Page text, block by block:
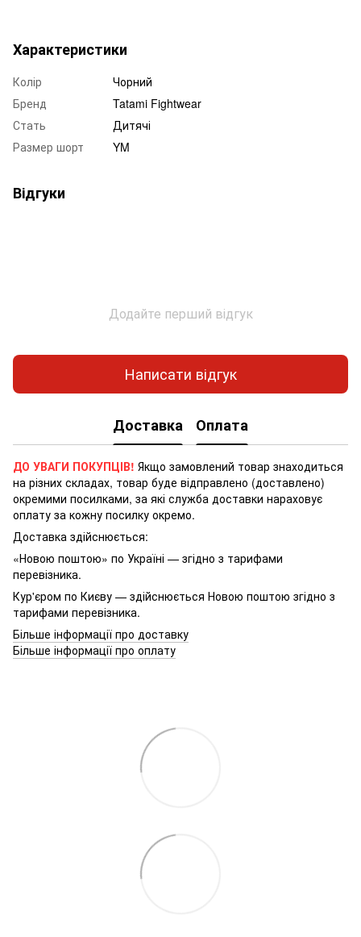
Характеристики
Колір
Чорний
Бренд
Tatami Fightwear
Стать
Дитячі
Размер шорт
YM
Відгуки
Додайте перший відгук
Написати відгук
Доставка Оплата
ДО УВАГИ ПОКУПЦІВ! Якщо замовлений товар знаходиться
на різних складах, товар буде відправлено (доставлено)
окремими посилками, за які служба доставки нараховує
оплату за кожну посилку окремо.
Доставка здійснюється:
«Новою поштою» по Україні — згідно з тарифами
перевізника.
Кур'єром по Києву — здійснюється Новою поштою згідно з
тарифами перевізника.
Більше інформації про доставку
Більше інформації про оплату